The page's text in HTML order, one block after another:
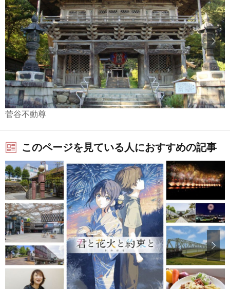
菅谷不動尊
このページを見ている人におすすめの記事